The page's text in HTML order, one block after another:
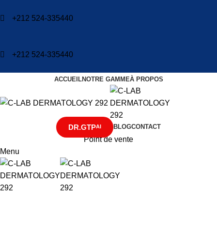
+212 524-335440
+212 524-335440
ACCUEILNOTRE GAMMEÀ PROPOS
DR.GTPAI BLOGCONTACT
Point de vente
Menu